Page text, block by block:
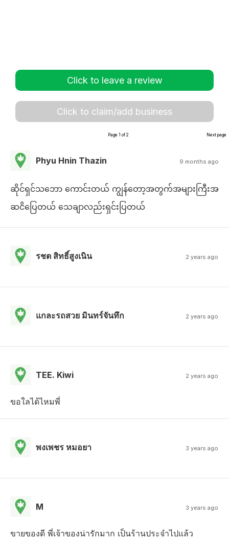
Click to leave a review
Click to claim/add business
Page 1 of 2 Next page
Phyu Hnin Thazin 9 months ago
ဆိုင်ရှင်သ​ဘော ကောင်းတယ် ကျွန်တော့အတွက်အများကြီးအ
ဆငိပြေတယ် သေချာလည်းရှင်းပြတယ်
รชต สิทธิ์สูงเนิน 2 years ago
แกละรถสวย มินทร์จันทึก 2 years ago
TEE. Kiwi 2 years ago
ขอใลได้ไหมพี่
พงเพชร หมอยา 3 years ago
M 3 years ago
ขายของดี พี่เจ้าของน่ารักมาก เป็นร้านประจำไปแล้ว